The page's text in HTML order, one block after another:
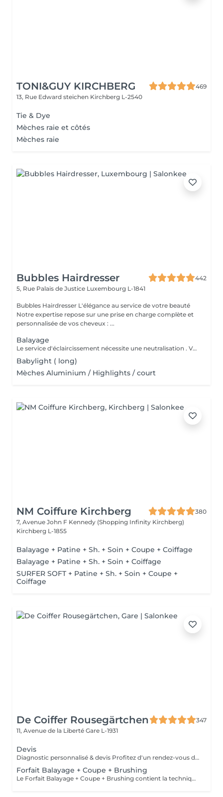
TONI&GUY KIRCHBERG
469
13, Rue Edward steichen Kirchberg L-2540
Tie & Dye
Mèches raie et côtés
Mèches raie
Bubbles Hairdresser
442
5, Rue Palais de Justice Luxembourg L-1841
Bubbles Hairdresser L'élégance au service de votre beauté
Notre expertise repose sur une prise en charge complète et
personnalisée de vos cheveux : ...
Balayage
Le service d'éclaircissement nécessite une neutralisation . Veuillez cliquer sur le service Patine/Gloss
Babylight ( long)
Mèches Aluminium / Highlights / court
NM Coiffure Kirchberg
380
7, Avenue John F Kennedy (Shopping Infinity Kirchberg)
Kirchberg L-1855
Balayage + Patine + Sh. + Soin + Coupe + Coiffage
Balayage + Patine + Sh. + Soin + Coiffage
SURFER SOFT + Patine + Sh. + Soin + Coupe +
Coiffage
De Coiffer Rousegärtchen
347
11, Avenue de la Liberté Gare L-1931
Devis
Diagnostic personnalisé & devis Profitez d'un rendez-vous dédié pour échanger sur votre projet, recevoir des conseils personnalisés et obtenir un devis sur mesure. Le montant du rendez-vous sera déduit lors de la réalisation de votre prestation.
Forfait Balayage + Coupe + Brushing
Le Forfait Balayage + Coupe + Brushing contient la technique Balayage, un coulage (pour donner le bon reflet au Balayage), Olaplex, une Coupe et un Brushing. Dépendant de la quantité de produit utilisée ou de la longueur des cheveux, le prix peut varier. En cas de questions veuillez appeler au +352 26 35 02 89.